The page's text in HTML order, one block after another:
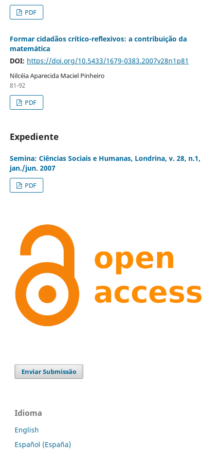
PDF
Formar cidadãos crítico-reflexivos: a contribuição da
matemática
DOI: https://doi.org/10.5433/1679-0383.2007v28n1p81
Nilcéia Aparecida Maciel Pinheiro
81-92
PDF
Expediente
Semina: Ciências Sociais e Humanas, Londrina, v. 28, n.1,
jan./jun. 2007
PDF
Enviar Submissão
Idioma
English
Español (España)